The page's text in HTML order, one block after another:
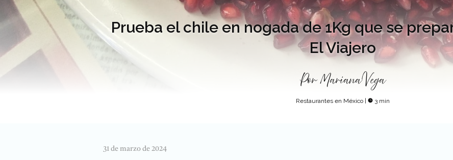
Prueba el chile en nogada de 1Kg que se
El Viajero
Por Mariana Vega
Restaurantes en México | 3 min
31 de marzo de 2024